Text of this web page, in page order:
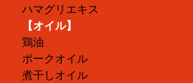
ハマグリエキス
【オイル】
鶏油
ポークオイル
煮干しオイル